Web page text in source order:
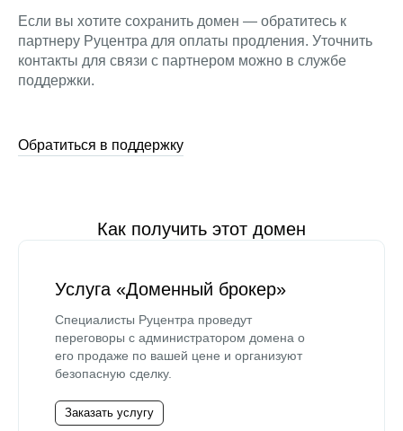
Если вы хотите сохранить домен — обратитесь к
партнеру Руцентра для оплаты продления. Уточнить
контакты для связи с партнером можно в службе
поддержки.
Обратиться в поддержку
Как получить этот домен
Услуга «Доменный брокер»
Специалисты Руцентра проведут
переговоры с администратором домена о
его продаже по вашей цене и организуют
безопасную сделку.
Заказать услугу